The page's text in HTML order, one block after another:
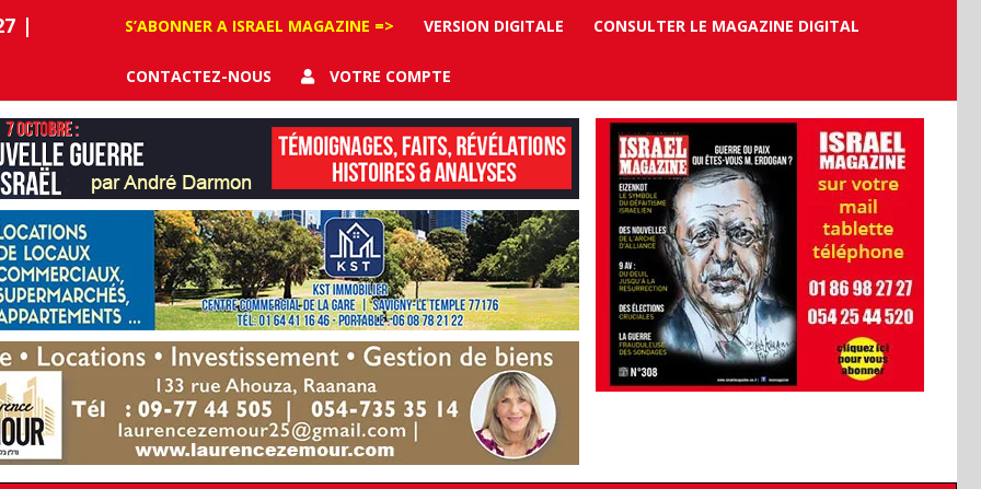
|
S’ABONNER A ISRAEL MAGAZINE => VERSION DIGITALE CONSULTER LE MAGAZINE DIGITAL
CONTACTEZ-NOUS VOTRE COMPTE